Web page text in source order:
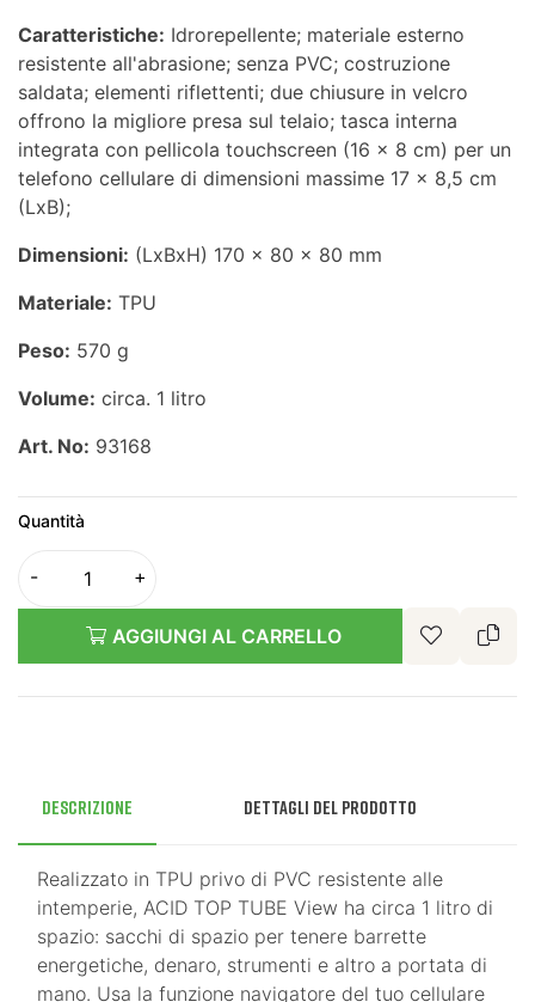
Caratteristiche: Idrorepellente; materiale esterno
resistente all'abrasione; senza PVC; costruzione
saldata; elementi riflettenti; due chiusure in velcro
offrono la migliore presa sul telaio; tasca interna
integrata con pellicola touchscreen (16 x 8 cm) per un
telefono cellulare di dimensioni massime 17 x 8,5 cm
(LxB);
Dimensioni: (LxBxH) 170 x 80 x 80 mm
Materiale: TPU
Peso: 570 g
Volume: circa. 1 litro
Art. No: 93168
Quantità
AGGIUNGI AL CARRELLO
Descrizione Dettagli del prodotto
Realizzato in TPU privo di PVC resistente alle
intemperie, ACID TOP TUBE View ha circa 1 litro di
spazio: sacchi di spazio per tenere barrette
energetiche, denaro, strumenti e altro a portata di
mano. Usa la funzione navigatore del tuo cellulare